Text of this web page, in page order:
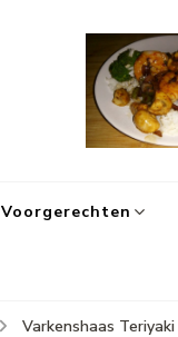
Voorgerechten
Varkenshaas Teriyaki